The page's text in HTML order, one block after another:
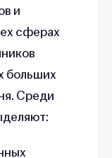
и
сферах
больших
Среди